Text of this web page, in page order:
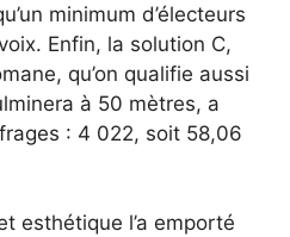
minimum d’électeurs
Enfin, la solution C,
qu’on qualifie aussi
à 50 mètres, a
: 4 022, soit 58,06
esthétique l’a emporté